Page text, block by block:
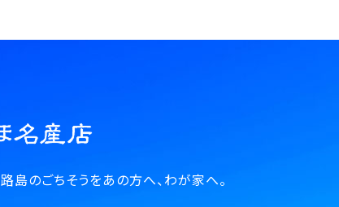
島のごちそうをあの方へ、わが家へ。